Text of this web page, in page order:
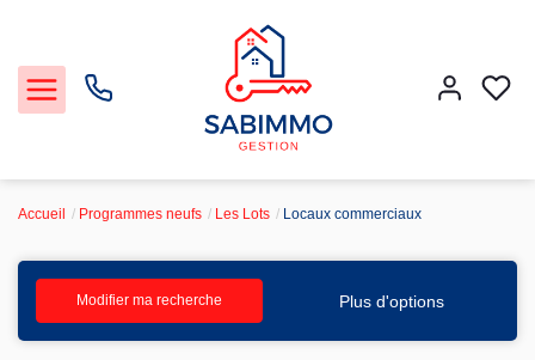
Notre Service Gestion et Location
Accueil Programmes neufs Les Lots Locaux commerciaux
Modifier ma recherche Plus d'options